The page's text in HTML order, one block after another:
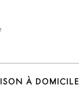
À DOMICILE